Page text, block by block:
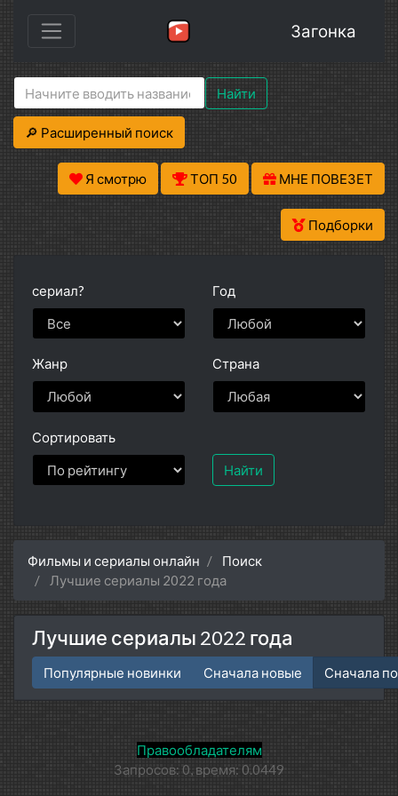
Загонка
Найти
🔎 Расширенный поиск
Я смотрю ТОП 50 МНЕ ПОВЕЗЕТ
Подборки
сериал? Год
Жанр Страна
Сортировать
Найти
Фильмы и сериалы онлайн
Поиск
Лучшие сериалы 2022 года
Лучшие сериалы 2022 года
Популярные новинки Сначала новые Сначала
Правообладателям
Запросов: 0, время: 0.0449